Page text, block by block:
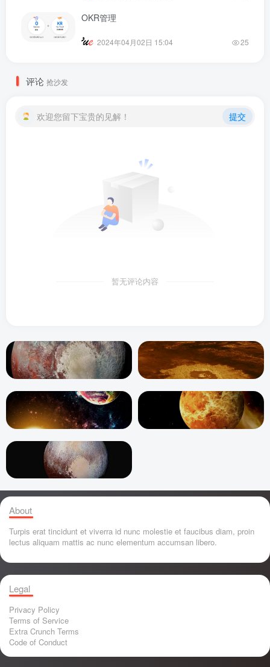
OKR管理
2024年04月02日 15:04 25
评论 抢沙发
欢迎您留下宝贵的见解！ 提交
暂无评论内容
About
Turpis erat tincidunt et viverra id nunc molestie et faucibus diam, proin
lectus aliquam mattis ac nunc elementum accumsan libero.
Legal
Privacy Policy
Terms of Service
Extra Crunch Terms
Code of Conduct